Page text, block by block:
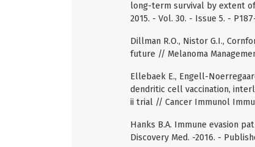
long-term survival by extent
2015. - Vol. 30. - Issue 5. -
Dillman R.O., Nistor G.I.,
future // Melanoma
Ellebaek E., Engell-
dendritic cell vaccination,
ii trial // Cancer Immunol
Hanks B.A. Immune evasion
Discovery Med. -2016. -